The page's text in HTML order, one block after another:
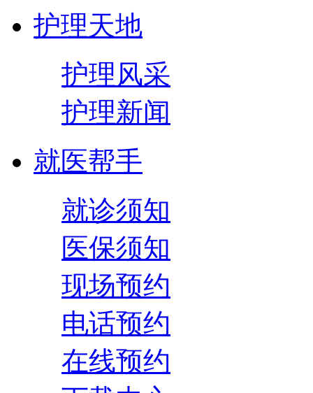
护理天地
护理风采
护理新闻
就医帮手
就诊须知
医保须知
现场预约
电话预约
在线预约